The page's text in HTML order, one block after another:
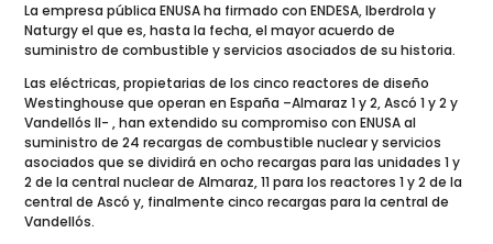
La empresa pública ENUSA ha firmado con ENDESA, Iberdrola y
Naturgy el que es, hasta la fecha, el mayor acuerdo de
suministro de combustible y servicios asociados de su historia.
Las eléctricas, propietarias de los cinco reactores de diseño
Westinghouse que operan en España –Almaraz 1 y 2, Ascó 1 y 2 y
Vandellós II- , han extendido su compromiso con ENUSA al
suministro de 24 recargas de combustible nuclear y servicios
asociados que se dividirá en ocho recargas para las unidades 1 y
2 de la central nuclear de Almaraz, 11 para los reactores 1 y 2 de la
central de Ascó y, finalmente cinco recargas para la central de
Vandellós.